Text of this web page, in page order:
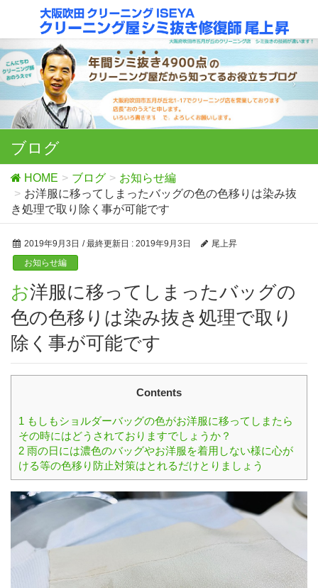
ブログ
HOME ブログ
お知らせ編
お洋服に移ってしまったバッグの色の色移りは染み抜
き処理で取り除く事が可能です
2019年9月3日 / 最終更新日 : 2019年9月3日
尾上昇
お知らせ編
お洋服に移ってしまったバッグの
色の色移りは染み抜き処理で取り
除く事が可能です
Contents
1 もしもショルダーバッグの色がお洋服に移ってしまたら
その時にはどうされておりますでしょうか？
2 雨の日には濃色のバッグやお洋服を着用しない様に心が
ける等の色移り防止対策はとれるだけとりましょう